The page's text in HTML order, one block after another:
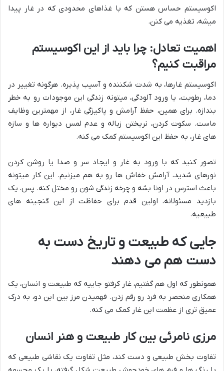
اکوسیستم حساس هستن که با غذاهای محدودی که در غار پیدا
میشه، تغذیه می کنن.
اهمیت تعادل: چرا باید از این اکوسیستم
مراقبت کنیم؟
اکوسیستم غارها، به شدت شکننده و آسیب پذیره. هرگونه تغییر در
دما، رطوبت، یا ورود آلودگی، میتونه زندگی این موجودات رو به خطر
بندازه. برای همین، حفظ آرامش و پاکیزگی غار، از مهمترین وظایف
ماست. سکوت کردن، نریختن زباله و عدم لمس دیواره ها و سازه
های غار، به حفظ این اکوسیستم کمک می کنه.
تصور کنید که با ورود به غار و ایجاد سر و صدا یا روشن کردن
نورهای شدید، آرامش خفاش ها رو به هم میزنیم. این کار میتونه
باعث استرس در اونا بشه و چرخه زندگی شون رو مختل کنه. پس، یک
بازدید مسئولانه، اولین قدم برای حفاظت از این گنجینه های
طبیعیه.
جایی که طبیعت و تاریخ دست به
دست هم می دهند
همونطور که اول هم گفتیم، غار کرفتو جاییه که طبیعت و انسان، یک
همکاری منحصر به فرد رو رقم زدن. فهمیدن مرز بین این دو، به درک
عمیق تری از عظمت این غار کمک می کنه.
مرزی نامرئی بین کار طبیعت و هنر انسان
تفاوت بخش طبیعی و دست کند، مثل تفاوت یک نقاشی طبیعی که